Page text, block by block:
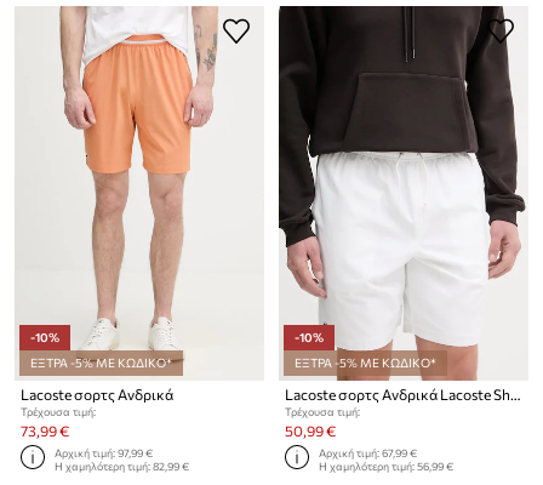
-10%
ΕΞΤΡΑ -5% ΜΕ ΚΩΔΙΚΟ*
Lacoste σορτς Ανδρικά
Τρέχουσα τιμή:
73,99 €
Αρχική τιμή:97,99 €
Η χαμηλότερη τιμή:82,99 €
-10%
ΕΞΤΡΑ -5% ΜΕ ΚΩΔΙΚΟ*
Lacoste σορτς Ανδρικά Lacoste Shorts GH353T 031
Τρέχουσα τιμή:
50,99 €
Αρχική τιμή:67,99 €
Η χαμηλότερη τιμή:56,99 €